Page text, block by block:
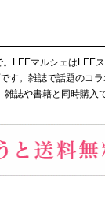
LEEマルシェはLEE
。雑誌で話題のコ
誌や書籍と同時購入